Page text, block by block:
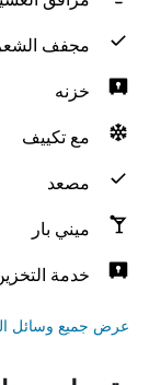
مجفف الشعر
خزنه
مع تكييف
مصعد
ميني بار
خدمة
عرض جميع وسائل